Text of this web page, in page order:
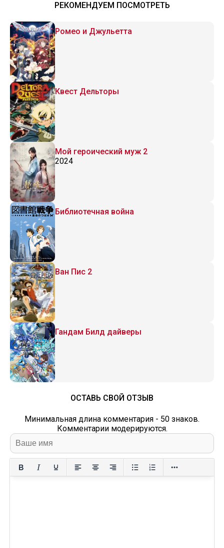
РЕКОМЕНДУЕМ ПОСМОТРЕТЬ
Ромео и Джульетта
Квест Дельторы
Мой героический муж 2
2024
Библиотечная война
Ван Пис 2
Гандам Билд дайверы
ОСТАВЬ СВОЙ ОТЗЫВ
Минимальная длина комментария - 50 знаков.
Комментарии модерируются.